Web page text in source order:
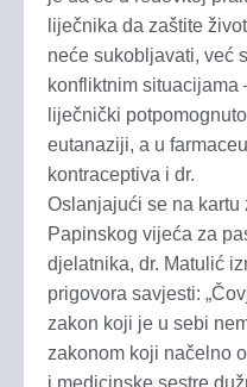
liječnika da zaštite
neće sukobljavati, već
konfliktnim situacijama
liječnički
eutanaziji, a u
kontraceptiva i dr.
Oslanjajući se na
Papinskog vijeća za
djelatnika, dr. Matulić
prigovora savjesti:
zakon koji je u sebi
zakonom koji načelno
i medicinske sestre